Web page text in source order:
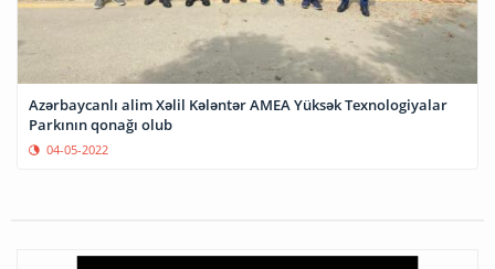
Azərbaycanlı alim Xəlil Kələntər AMEA Yüksək Texnologiyalar
Parkının qonağı olub
04-05-2022